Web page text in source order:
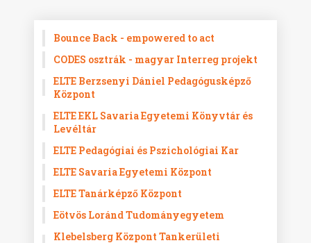
Bounce Back - empowered to act
CODES osztrák - magyar Interreg projekt
ELTE Berzsenyi Dániel Pedagógusképző
Központ
ELTE EKL Savaria Egyetemi Könyvtár és
Levéltár
ELTE Pedagógiai és Pszichológiai Kar
ELTE Savaria Egyetemi Központ
ELTE Tanárképző Központ
Eötvös Loránd Tudományegyetem
Klebelsberg Központ Tankerületi